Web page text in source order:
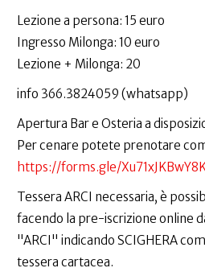
Lezione a persona: 15 euro
Ingresso Milonga: 10 euro
Lezione + Milonga: 20
info 366.3824059 (whatsapp)
Apertura Bar e Osteria a
Per cenare potete prenotare
https://forms.gle/
Tessera ARCI necessaria, è
facendo la pre-iscrizione online
"ARCI" indicando SCIGHERA
tessera cartacea.